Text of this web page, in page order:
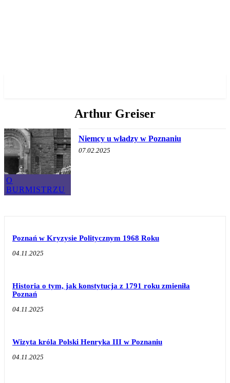
Arthur Greiser
O
BURMISTRZU
Niemcy u władzy w Poznaniu
07.02.2025
Poznań w Kryzysie Politycznym 1968 Roku
04.11.2025
Historia o tym, jak konstytucja z 1791 roku zmieniła
Poznań
04.11.2025
Wizyta króla Polski Henryka III w Poznaniu
04.11.2025